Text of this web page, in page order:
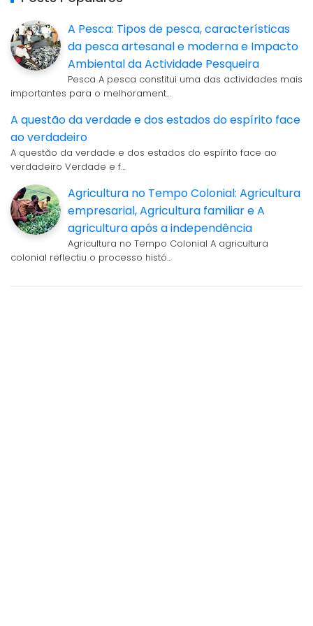
A Pesca: Tipos de pesca, características
da pesca artesanal e moderna e Impacto
Ambiental da Actividade Pesqueira
Pesca A pesca constitui uma das actividades mais
importantes para o melhorament…
A questão da verdade e dos estados do espírito face
ao verdadeiro
A questão da verdade e dos estados do espírito face ao
verdadeiro Verdade e f…
Agricultura no Tempo Colonial: Agricultura
empresarial, Agricultura familiar e A
agricultura após a independência
Agricultura no Tempo Colonial A agricultura
colonial reflectiu o processo histó…